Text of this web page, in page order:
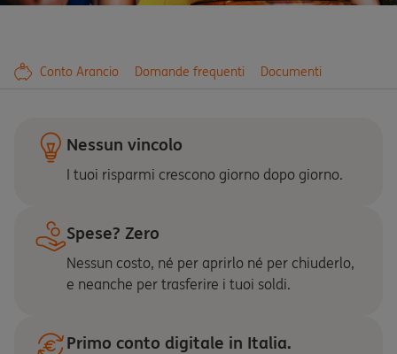
Conto Arancio Domande frequenti Documenti
Nessun vincolo
I tuoi risparmi crescono giorno dopo giorno.
Spese? Zero
Nessun costo, né per aprirlo né per chiuderlo,
e neanche per trasferire i tuoi soldi.
Primo conto digitale in Italia.